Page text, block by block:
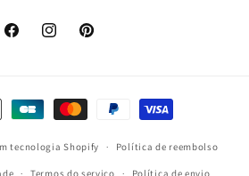
FacebookInstagramPinterest
tecnologia Shopify Política de reembolso